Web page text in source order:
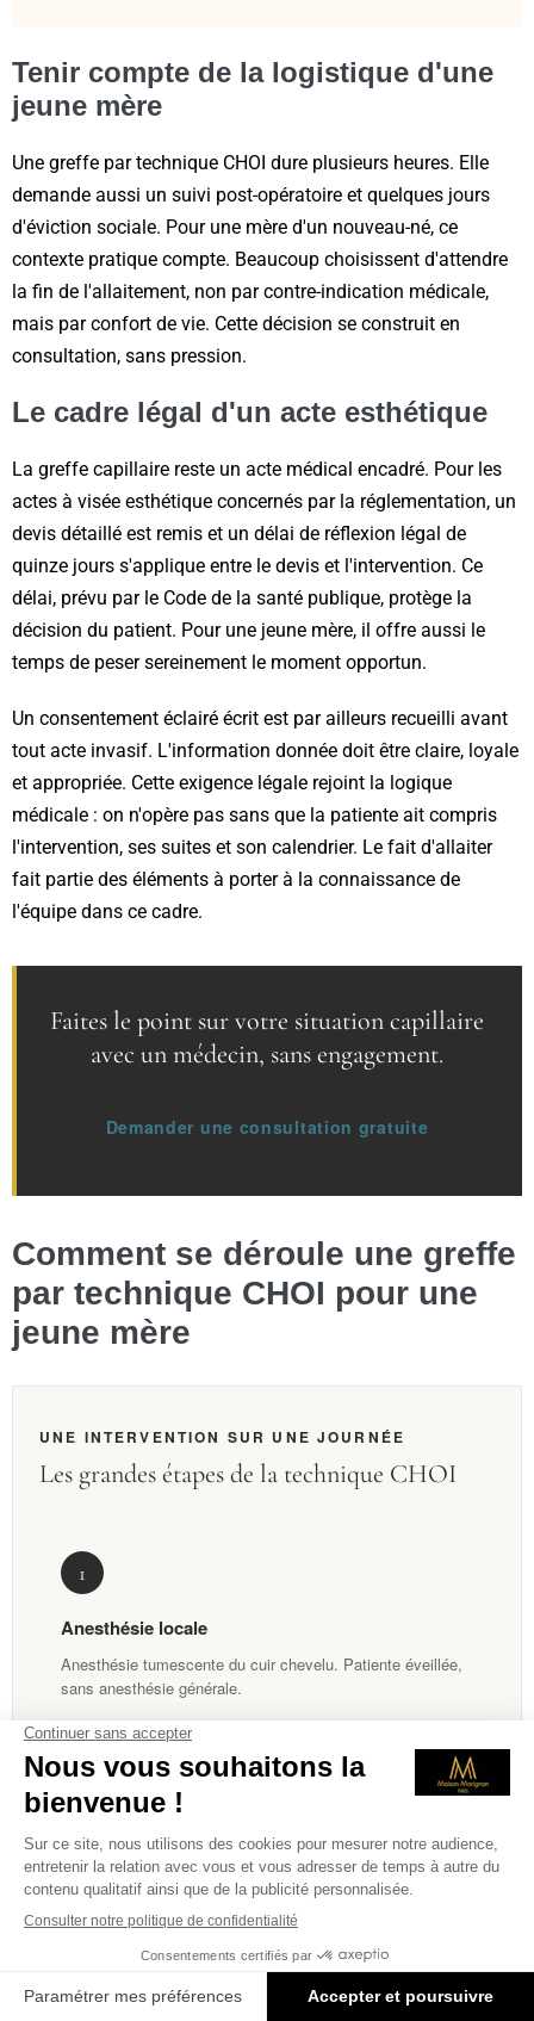
Tenir compte de la logistique d'une
jeune mère
Une greffe par technique CHOI dure plusieurs heures. Elle
demande aussi un suivi post-opératoire et quelques jours
d'éviction sociale. Pour une mère d'un nouveau-né, ce
contexte pratique compte. Beaucoup choisissent d'attendre
la fin de l'allaitement, non par contre-indication médicale,
mais par confort de vie. Cette décision se construit en
consultation, sans pression.
Le cadre légal d'un acte esthétique
La greffe capillaire reste un acte médical encadré. Pour les
actes à visée esthétique concernés par la réglementation, un
devis détaillé est remis et un délai de réflexion légal de
quinze jours s'applique entre le devis et l'intervention. Ce
délai, prévu par le Code de la santé publique, protège la
décision du patient. Pour une jeune mère, il offre aussi le
temps de peser sereinement le moment opportun.
Un consentement éclairé écrit est par ailleurs recueilli avant
tout acte invasif. L'information donnée doit être claire, loyale
et appropriée. Cette exigence légale rejoint la logique
médicale : on n'opère pas sans que la patiente ait compris
l'intervention, ses suites et son calendrier. Le fait d'allaiter
fait partie des éléments à porter à la connaissance de
l'équipe dans ce cadre.
Faites le point sur votre situation capillaire
avec un médecin, sans engagement.
Demander une consultation gratuite
Comment se déroule une greffe
par technique CHOI pour une
jeune mère
UNE INTERVENTION SUR UNE JOURNÉE
Les grandes étapes de la technique CHOI
1
Anesthésie locale
Anesthésie tumescente du cuir chevelu. Patiente éveillée,
sans anesthésie générale.
2
Implantation directe
Le stylo CHOI implante le follicule en contrôlant angle et
profondeur, pour un rendu naturel.
3